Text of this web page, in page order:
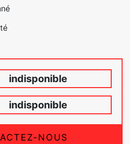
indisponible
indisponible
NOUS